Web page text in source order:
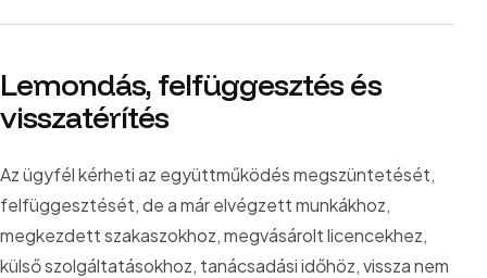
Lemondás, felfüggesztés és
visszatérítés
Az ügyfél kérheti az együttműködés megszüntetését,
felfüggesztését, de a már elvégzett munkákhoz,
megkezdett szakaszokhoz, megvásárolt licencekhez,
külső szolgáltatásokhoz, tanácsadási időhöz, vissza nem